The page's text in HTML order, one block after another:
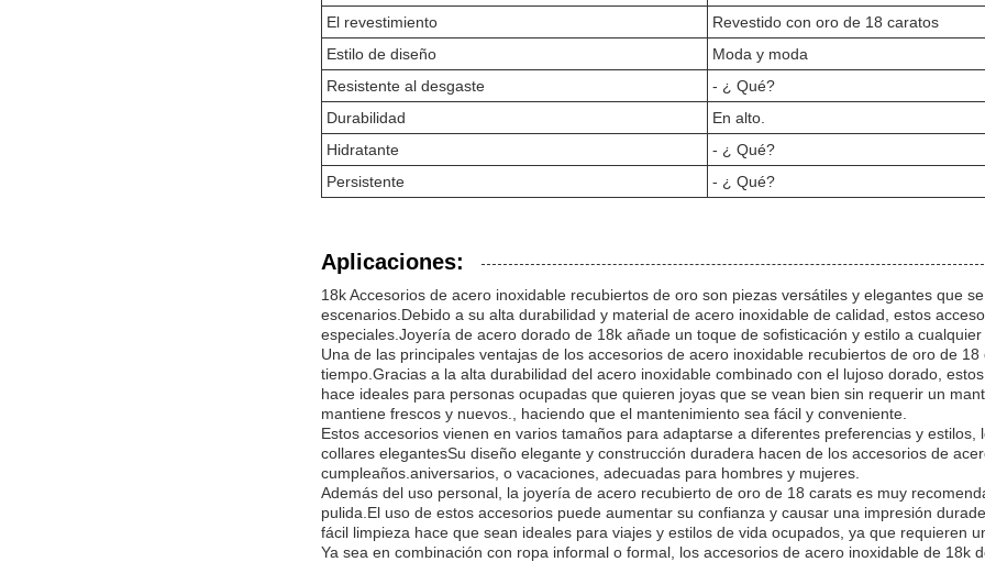
El revestimiento
Revestido con oro de 18 caratos
Estilo de diseño
Moda y moda
Resistente al desgaste
- ¿ Qué?
Durabilidad
En alto.
Hidratante
- ¿ Qué?
Persistente
- ¿ Qué?
Aplicaciones:
18k Accesorios de acero inoxidable recubiertos de oro son piezas versátiles y elegantes que
escenarios.Debido a su alta durabilidad y material de acero inoxidable de calidad, estos
especiales.Joyería de acero dorado de 18k añade un toque de sofisticación y estilo a cualquier
Una de las principales ventajas de los accesorios de acero inoxidable recubiertos de oro de
tiempo.Gracias a la alta durabilidad del acero inoxidable combinado con el lujoso dorado,
hace ideales para personas ocupadas que quieren joyas que se vean bien sin requerir un
mantiene frescos y nuevos., haciendo que el mantenimiento sea fácil y conveniente.
Estos accesorios vienen en varios tamaños para adaptarse a diferentes preferencias y
collares elegantesSu diseño elegante y construcción duradera hacen de los accesorios de
cumpleaños.aniversarios, o vacaciones, adecuadas para hombres y mujeres.
Además del uso personal, la joyería de acero recubierto de oro de 18 carats es muy
pulida.El uso de estos accesorios puede aumentar su confianza y causar una impresión
fácil limpieza hace que sean ideales para viajes y estilos de vida ocupados, ya que requieren
Ya sea en combinación con ropa informal o formal, los accesorios de acero inoxidable de